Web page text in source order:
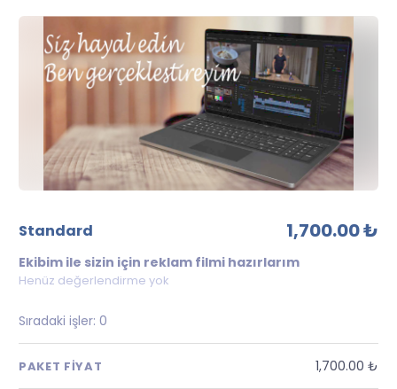
standard 1,700.00 ₺
Ekibim ile sizin için reklam filmi hazırlarım
Henüz değerlendirme yok
Sıradaki işler: 0
PAKET FIYAT 1,700.00 ₺